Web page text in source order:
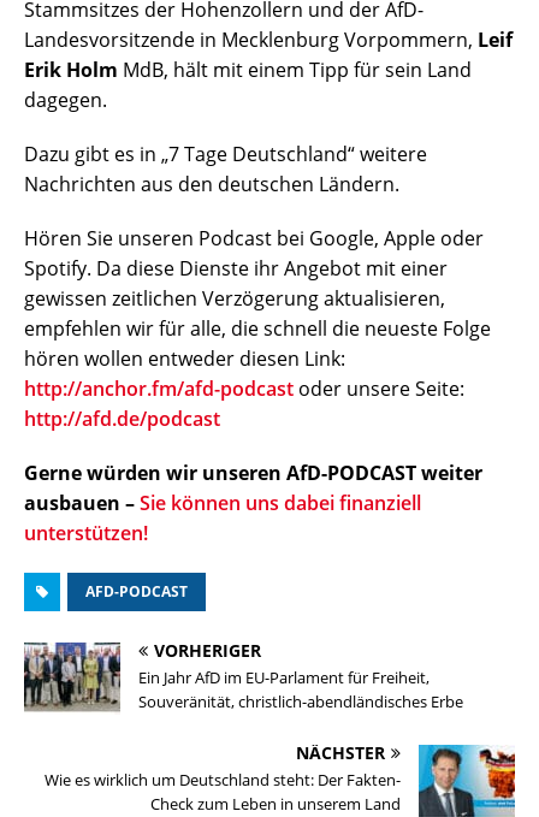
Stammsitzes der Hohenzollern und der AfD-
Landesvorsitzende in Mecklenburg Vorpommern, Leif
Erik Holm MdB, hält mit einem Tipp für sein Land
dagegen.
Dazu gibt es in „7 Tage Deutschland“ weitere
Nachrichten aus den deutschen Ländern.
Hören Sie unseren Podcast bei Google, Apple oder
Spotify. Da diese Dienste ihr Angebot mit einer
gewissen zeitlichen Verzögerung aktualisieren,
empfehlen wir für alle, die schnell die neueste Folge
hören wollen entweder diesen Link:
http://anchor.fm/afd-podcast oder unsere Seite:
http://afd.de/podcast
Gerne würden wir unseren AfD-PODCAST weiter
ausbauen –Sie können uns dabei finanziell
unterstützen!
AFD-PODCAST
VORHERIGER
Ein Jahr AfD im EU-Parlament für Freiheit,
Souveränität, christlich-abendländisches Erbe
NÄCHSTER
Wie es wirklich um Deutschland steht: Der Fakten-
Check zum Leben in unserem Land